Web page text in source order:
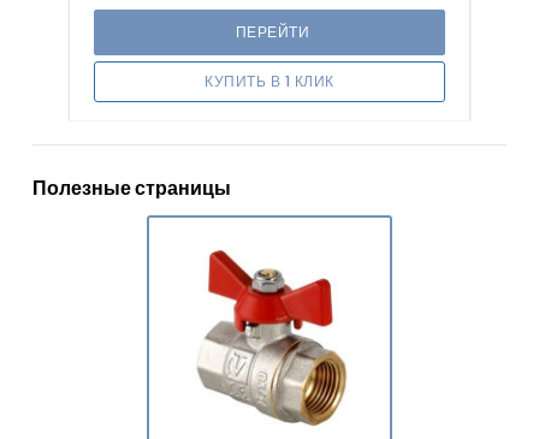
ПЕРЕЙТИ
КУПИТЬ В 1 КЛИК
Полезные страницы